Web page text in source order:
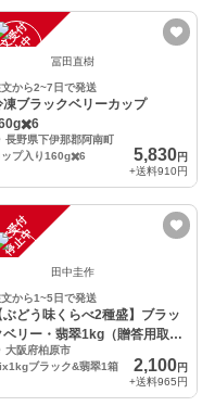
中 冨田直樹
から2~7日で発送
凍ブラックベリーカップ
長野県下伊那郡阿南町
ップ入り160g✖️6
5,830円
+送料910円
中
田中圭作
から1~5日で発送
ぶどう味くらべ2種盛】ブラッ
ベリー・翡翠1kg（贈答用取っ
付き）
大阪府柏原市
ブラック&翡翠1箱
2,100円
+送料965円